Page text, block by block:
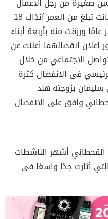
السعودى مسعود بن سليمان، وكانت تبلغ من العمر آنذاك 18
ورزقت منه بأربعة أبناء
انفصالهما أعلنت عن
الاجتماعي من خلال
فى الانفصال كثرة
بزوجته هند
وافق على الانفصال
أشهر الناشطات
أثارت جدًا واسعًا فى